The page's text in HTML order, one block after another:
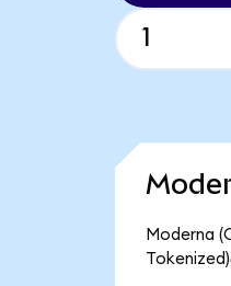
Moderna
Tokenized)